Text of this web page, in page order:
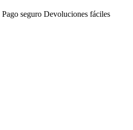
Pago seguro Devoluciones fáciles